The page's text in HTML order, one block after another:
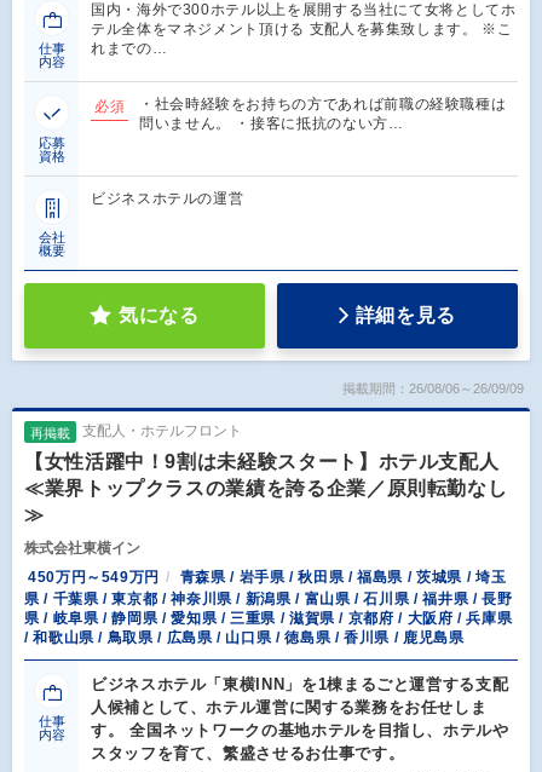
仕事
内容
国内・海外で300ホテル以上を展開する当社にて女将としてホ
テル全体をマネジメント頂ける 支配人を募集致します。 ※こ
れまでの…
応募
資格
必須
・社会時経験をお持ちの方であれば前職の経験職種は
問いません。 ・接客に抵抗のない方…
会社
概要
ビジネスホテルの運営
気になる 詳細を見る
掲載期間：26/08/06～26/09/09
再掲載 支配人・ホテルフロント
【女性活躍中！9割は未経験スタート】ホテル支配人
≪業界トップクラスの業績を誇る企業／原則転勤なし
≫
株式会社東横イン
450万円～549万円
青森県 / 岩手県 / 秋田県 / 福島県 / 茨城県 / 埼玉
県 / 千葉県 / 東京都 / 神奈川県 / 新潟県 / 富山県 / 石川県 / 福井県 / 長野
県 / 岐阜県 / 静岡県 / 愛知県 / 三重県 / 滋賀県 / 京都府 / 大阪府 / 兵庫県
/ 和歌山県 / 鳥取県 / 広島県 / 山口県 / 徳島県 / 香川県 / 鹿児島県
仕事
内容
ビジネスホテル「東横INN」を1棟まるごと運営する支配
人候補として、ホテル運営に関する業務をお任せしま
す。 全国ネットワークの基地ホテルを目指し、ホテルや
スタッフを育て、繁盛させるお仕事です。